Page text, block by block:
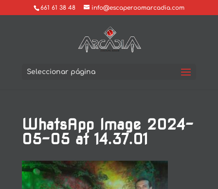
661 61 38 48 info@escaperoomarcadia.com
Seleccionar página
WhatsApp Image 2024-
05-05 at 14.37.01